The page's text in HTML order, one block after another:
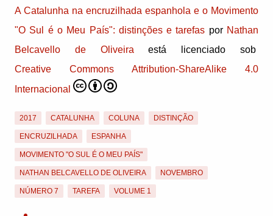
A Catalunha na encruzilhada espanhola e o Movimento
"O Sul é o Meu País": distinções e tarefas por Nathan
Belcavello de Oliveira está licenciado sob
Creative Commons Attribution-ShareAlike 4.0
Internacional
2017 CATALUNHA COLUNA DISTINÇÃO
ENCRUZILHADA ESPANHA
MOVIMENTO "O SUL É O MEU PAÍS"
NATHAN BELCAVELLO DE OLIVEIRA NOVEMBRO
NÚMERO 7 TAREFA VOLUME 1